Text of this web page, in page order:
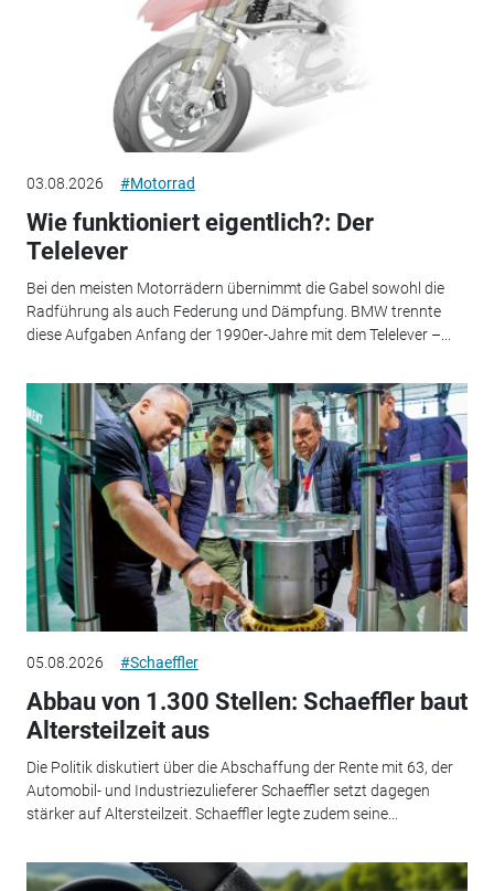
03.08.2026 #Motorrad
Wie funktioniert eigentlich?: Der
Telelever
Bei den meisten Motorrädern übernimmt die Gabel sowohl die
Radführung als auch Federung und Dämpfung. BMW trennte
diese Aufgaben Anfang der 1990er-Jahre mit dem Telelever –...
05.08.2026 #Schaeffler
Abbau von 1.300 Stellen: Schaeffler baut
Altersteilzeit aus
Die Politik diskutiert über die Abschaffung der Rente mit 63, der
Automobil- und Industriezulieferer Schaeffler setzt dagegen
stärker auf Altersteilzeit. Schaeffler legte zudem seine...